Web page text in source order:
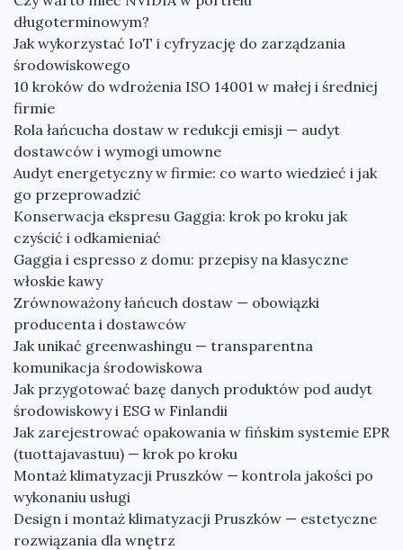
długoterminowym?
Jak wykorzystać IoT i cyfryzację do zarządzania
środowiskowego
10 kroków do wdrożenia ISO 14001 w małej i średniej
firmie
Rola łańcucha dostaw w redukcji emisji — audyt
dostawców i wymogi umowne
Audyt energetyczny w firmie: co warto wiedzieć i jak
go przeprowadzić
Konserwacja ekspresu Gaggia: krok po kroku jak
czyścić i odkamieniać
Gaggia i espresso z domu: przepisy na klasyczne
włoskie kawy
Zrównoważony łańcuch dostaw — obowiązki
producenta i dostawców
Jak unikać greenwashingu — transparentna
komunikacja środowiskowa
Jak przygotować bazę danych produktów pod audyt
środowiskowy i ESG w Finlandii
Jak zarejestrować opakowania w fińskim systemie EPR
(tuottajavastuu) — krok po kroku
Montaż klimatyzacji Pruszków — kontrola jakości po
wykonaniu usługi
Design i montaż klimatyzacji Pruszków — estetyczne
rozwiązania dla wnętrz